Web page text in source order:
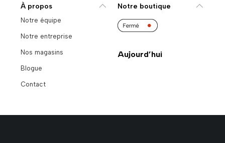
À propos
Notre équipe
Notre entreprise
Nos magasins
Blogue
Contact
Notre boutique
Aujourd’hui